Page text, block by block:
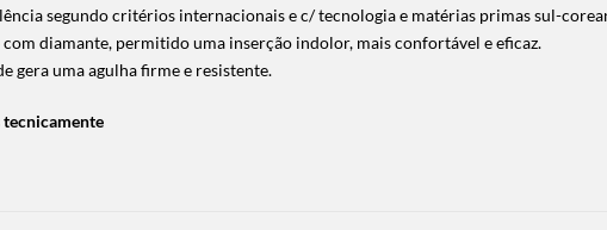
segundo critérios internacionais e c/ tecnologia e matérias primas sul-
diamante, permitido uma inserção indolor, mais confortável e eficaz.
gera uma agulha firme e resistente.